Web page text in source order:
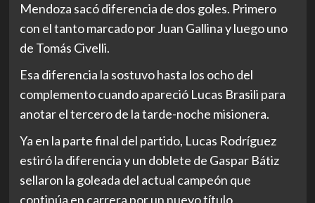
Mendoza sacó diferencia de dos goles. Primero
con el tanto marcado por Juan Gallina y luego uno
de Tomás Civelli.
Esa diferencia la sostuvo hasta los ocho del
complemento cuando apareció Lucas Brasili para
anotar el tercero de la tarde-noche misionera.
Ya en la parte final del partido, Lucas Rodríguez
estiró la diferencia y un doblete de Gaspar Bátiz
sellaron la goleada del actual campeón que
continúa en carrera por un nuevo título.